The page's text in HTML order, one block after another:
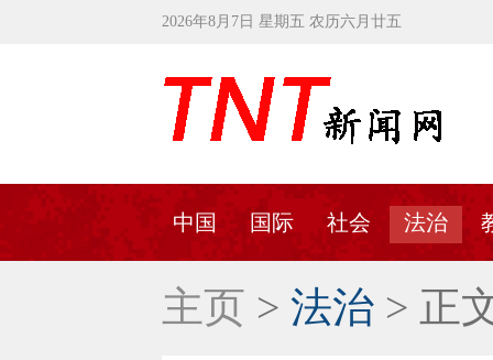
2026年8月7日 星期五 农历六月廿五
中国 国际 社会 法治
主页 > 法治> 正